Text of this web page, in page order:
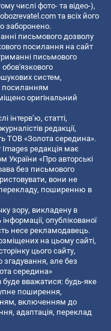
числі фото- та відео-),
та всіх його
заборонено.
письмового дозволу
посилання на сайт
письмового
систем,
посиланням
оригінальний
інтерв’ю, статті,
редакції,
ТОВ «Золота середина».
Images редакція має
України «Про авторські
без письмового
вони не
поширенню в
зору, викладену в
опублікованої
несе рекламодавець.
на цьому сайті,
цього сайту,
згадування, але без
середина»
вважатися: будь-яке
поширення,
включенням до
адаптація, переклад